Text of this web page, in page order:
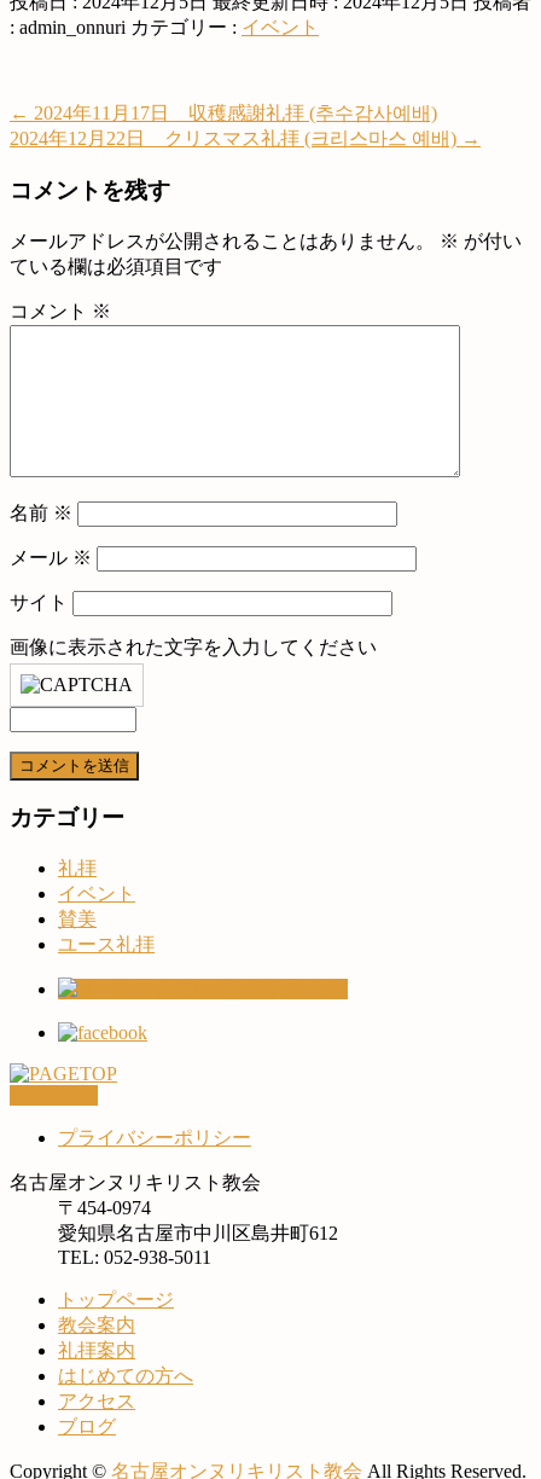
: admin_onnuri カテゴリー : イベント
← 2024年11月17日 収穫感謝礼拝 (추수감사예배)
2024年12月22日 クリスマス礼拝 (크리스마스 예배) →
コメントを残す
メールアドレスが公開されることはありません。 ※ が付い
ている欄は必須項目です
コメント ※
名前 ※
メール ※
サイト
画像に表示された文字を入力してください
カテゴリー
礼拝
イベント
賛美
ユース礼拝
プライバシーポリシー
名古屋オンヌリキリスト教会
〒454-0974
愛知県名古屋市中川区島井町612
TEL: 052-938-5011
トップページ
教会案内
礼拝案内
はじめての方へ
アクセス
ブログ
Copyright © 名古屋オンヌリキリスト教会 All Rights Reserved.